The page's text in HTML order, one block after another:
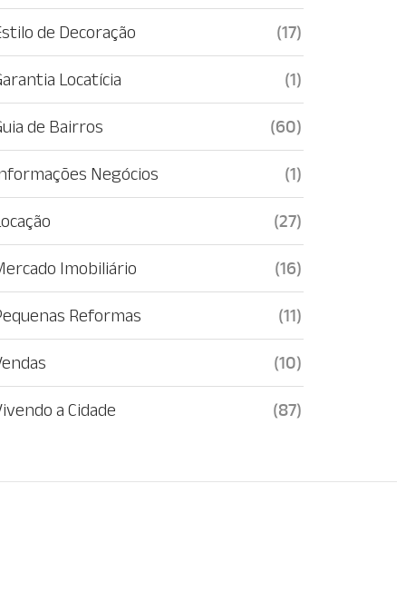
de Decoração (17)
Locatícia (1)
de Bairros (60)
Negócios (1)
(27)
Imobiliário (16)
Reformas (11)
(10)
a Cidade (87)